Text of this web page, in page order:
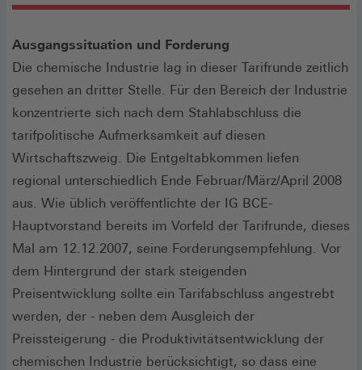
Ausgangssituation und Forderung
Die chemische Industrie lag in dieser Tarifrunde zeitlich
gesehen an dritter Stelle. Für den Bereich der Industrie
konzentrierte sich nach dem Stahlabschluss die
tarifpolitische Aufmerksamkeit auf diesen
Wirtschaftszweig. Die Entgeltabkommen liefen
regional unterschiedlich Ende Februar/März/April 2008
aus. Wie üblich veröffentlichte der IG BCE-
Hauptvorstand bereits im Vorfeld der Tarifrunde, dieses
Mal am 12.12.2007, seine Forderungsempfehlung. Vor
dem Hintergrund der stark steigenden
Preisentwicklung sollte ein Tarifabschluss angestrebt
werden, der - neben dem Ausgleich der
Preissteigerung - die Produktivitätsentwicklung der
chemischen Industrie berücksichtigt, so dass eine